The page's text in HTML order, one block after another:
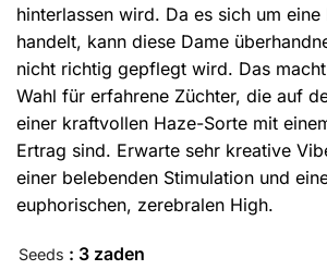
hinterlassen wird. Da es sich um
handelt, kann diese Dame
nicht richtig gepflegt wird. Das
Wahl für erfahrene Züchter, die auf
einer kraftvollen Haze-Sorte mit
Ertrag sind. Erwarte sehr kreative
einer belebenden Stimulation und
euphorischen, zerebralen High.
Seeds : 3 zaden